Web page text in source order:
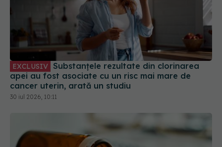
EXCLUSIV Substanțele rezultate din clorinarea
apei au fost asociate cu un risc mai mare de
cancer uterin, arată un studiu
30 iul 2026, 10:11